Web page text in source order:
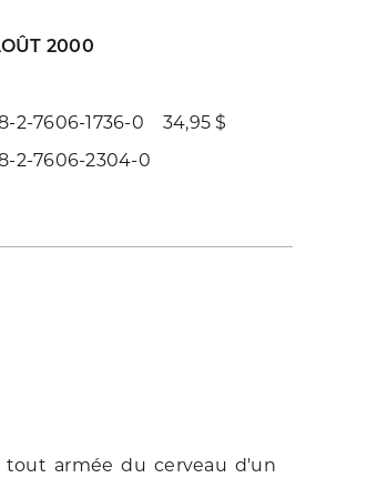
2000
2-7606-1736-0 34,95 $
2-7606-2304-0
tout armée du cerveau d'un